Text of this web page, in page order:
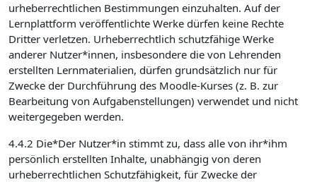
urheberrechtlichen Bestimmungen einzuhalten. Auf der
Lernplattform veröffentlichte Werke dürfen keine Rechte
Dritter verletzen. Urheberrechtlich schutzfähige Werke
anderer Nutzer*innen, insbesondere die von Lehrenden
erstellten Lernmaterialien, dürfen grundsätzlich nur für
Zwecke der Durchführung des Moodle-Kurses (z. B. zur
Bearbeitung von Aufgabenstellungen) verwendet und nicht
weitergegeben werden.
4.4.2 Die*Der Nutzer*in stimmt zu, dass alle von ihr*ihm
persönlich erstellten Inhalte, unabhängig von deren
urheberrechtlichen Schutzfähigkeit, für Zwecke der